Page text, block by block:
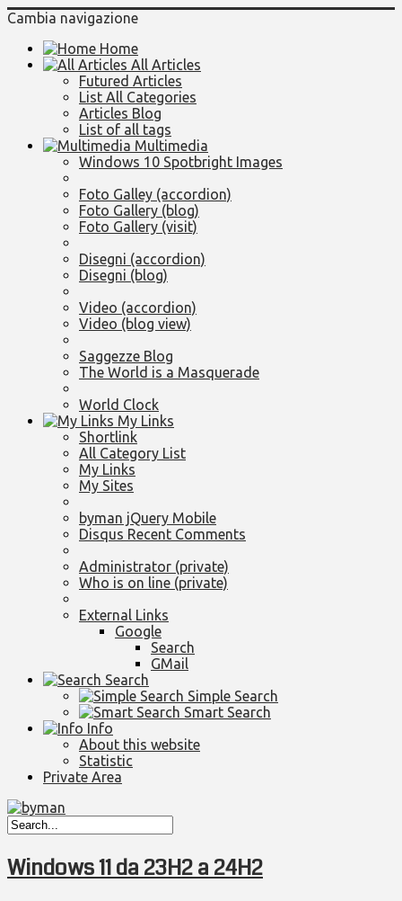
Cambia navigazione
Home
All Articles
Futured Articles
List All Categories
Articles Blog
List of all tags
Multimedia
Windows 10 Spotbright Images
Foto Galley (accordion)
Foto Gallery (blog)
Foto Gallery (visit)
Disegni (accordion)
Disegni (blog)
Video (accordion)
Video (blog view)
Saggezze Blog
The World is a Masquerade
World Clock
My Links
Shortlink
All Category List
My Links
My Sites
byman jQuery Mobile
Disqus Recent Comments
Administrator (private)
Who is on line (private)
External Links
Google
Search
GMail
Search
Simple Search
Smart Search
Info
About this website
Statistic
Private Area
Windows 11 da 23H2 a 24H2